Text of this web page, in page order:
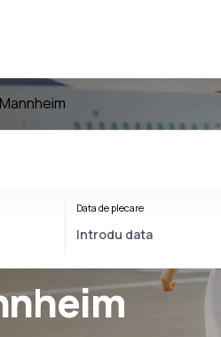
Data de plecare